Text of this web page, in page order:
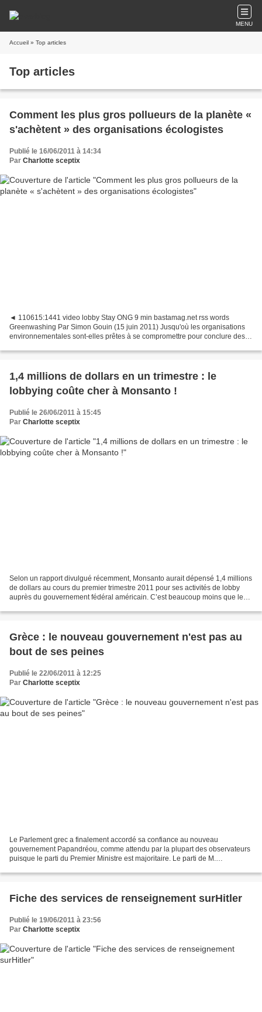
MENU
Accueil » Top articles
Top articles
Comment les plus gros pollueurs de la planète «
s'achètent » des organisations écologistes
Publié le 16/06/2011 à 14:34
Par Charlotte sceptix
◄ 110615:1441 video lobby Stay ONG 9 min bastamag.net rss words
Greenwashing Par Simon Gouin (15 juin 2011) Jusqu'où les organisations
environnementales sont-elles prêtes à se compromettre pour conclure des
1,4 millions de dollars en un trimestre : le
lobbying coûte cher à Monsanto !
Publié le 26/06/2011 à 15:45
Par Charlotte sceptix
Selon un rapport divulgué récemment, Monsanto aurait dépensé 1,4 millions
de dollars au cours du premier trimestre 2011 pour ses activités de lobby
auprès du gouvernement fédéral américain. C’est beaucoup moins que les
Grèce : le nouveau gouvernement n'est pas au
bout de ses peines
Publié le 22/06/2011 à 12:25
Par Charlotte sceptix
Le Parlement grec a finalement accordé sa confiance au nouveau
gouvernement Papandréou, comme attendu par la plupart des observateurs
puisque le parti du Premier Ministre est majoritaire. Le parti de M.
Fiche des services de renseignement surHitler
Publié le 19/06/2011 à 23:56
Par Charlotte sceptix